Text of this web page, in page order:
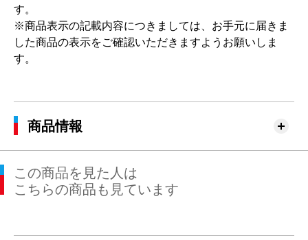
す。
※商品表示の記載内容につきましては、お手元に届きま
した商品の表示をご確認いただきますようお願いしま
す。
商品情報
この商品を見た人は
こちらの商品も見ています